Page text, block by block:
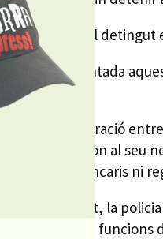
Mossos avui, el
presentada
i la col·laboració
de telèfon al seu
comptes bancaris ni
de l’arrestat, la
del jutjat en funcions